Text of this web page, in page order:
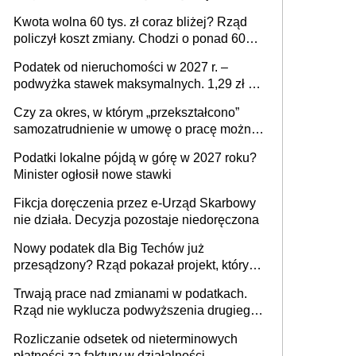
Kwota wolna 60 tys. zł coraz bliżej? Rząd
policzył koszt zmiany. Chodzi o ponad 60
Podatek od nieruchomości w 2027 r. –
podwyżka stawek maksymalnych. 1,29 zł za
budynków i lokali związanych z
prowadzeniem działalności gospodarczej
Czy za okres, w którym „przekształcono”
samozatrudnienie w umowę o pracę można
umowy cywilnoprawnej jedynym
racjonalnym wyjściem
Podatki lokalne pójdą w górę w 2027 roku?
Minister ogłosił nowe stawki
Fikcja doręczenia przez e-Urząd Skarbowy
nie działa. Decyzja pozostaje niedoręczona
Nowy podatek dla Big Techów już
przesądzony? Rząd pokazał projekt, który
Trwają prace nad zmianami w podatkach.
Rząd nie wyklucza podwyższenia drugiego
Rozliczanie odsetek od nieterminowych